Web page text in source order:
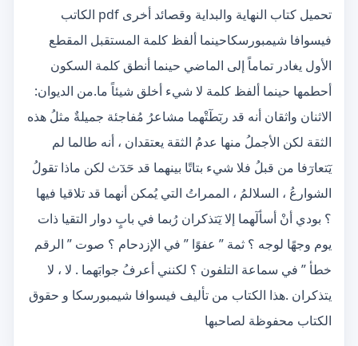
تحميل كتاب النهاية والبداية وقصائد أخرى pdf الكاتب
فيسوافا شيمبورسكاحينما ألفظ كلمة المستقبل المقطع
الأول يغادر تماماً إلى الماضي حينما أنطق كلمة السكون
أحطمها حينما ألفظ كلمة لا شيء أخلق شيئاً ما.من الديوان:
الاثنان واثقان أنه قد ربٓطٓتْهما مشاعرُ مُفاجئة جميلةٌ مثلُ هذه
الثقة لكن الأجملُ منها عدمُ الثقة يعتقدان ، أنه طالما لم
يٓتعارٓفا من قبلُ فلا شيء بتاتًا بينهما قد حٓدٓث لكن ماذا تقولُ
الشوارعُ ، السلالمُ ، الممراتُ التي يُمكن أنهما قد تلاقيا فيها
؟ بودي أنْ أسألٓهما إلا يٓتذكران رُبما في بابٍ دوار التقيا ذات
يوم وجهًا لوجه ؟ ثمة ” عفوًا ” في الإزدحام ؟ صوت ” الرقم
خطأ ” في سماعة التلفون ؟ لكنني أعرفُ جوابَهما . لا ، لا
يتذكران .هذا الكتاب من تأليف فيسوافا شيمبورسكا و حقوق
الكتاب محفوظة لصاحبها